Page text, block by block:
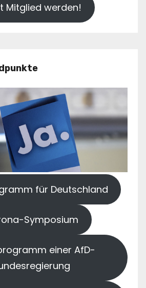
Mitglied werden!
für Deutschland
Symposium
einer AfD-